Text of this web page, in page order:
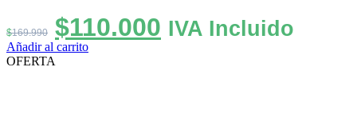
$169.990 El
precio
original
$110.000 El
precio
IVA Incluido
Añadir al carrito
OFERTA